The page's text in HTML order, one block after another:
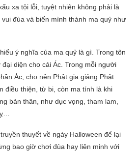
xa tội lỗi, tuyệt nhiên không phải là
đùa và biến mình thành ma quỷ như
ý nghĩa của ma quỷ là gì. Trong tôn
diện cho cái Ác. Trong mỗi người
Ác, cho nên Phật gia giảng Phật
điều thiện, từ bi, còn ma tính là khi
bản thân, như dục vọng, tham lam,
thuyết về ngày Halloween để lại
bao giờ chơi đùa hay liên minh với